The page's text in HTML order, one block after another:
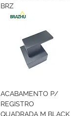
BRZ
ACABAMENTO P/
REGISTRO
QUADRADA M BLACK